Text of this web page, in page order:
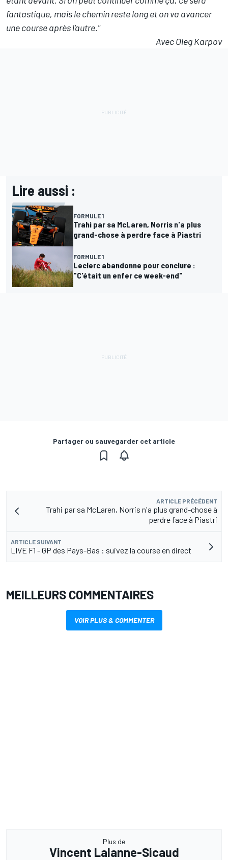
fantastique, mais le chemin reste long et on va avancer
une course après l'autre."
Avec Oleg Karpov
Lire aussi :
FORMULE 1
Trahi par sa McLaren, Norris n'a plus
grand-chose à perdre face à Piastri
FORMULE 1
Leclerc abandonne pour conclure :
"C'était un enfer ce week-end"
Partager ou sauvegarder cet article
ARTICLE PRÉCÉDENT
Trahi par sa McLaren, Norris n'a plus grand-chose à
perdre face à Piastri
ARTICLE SUIVANT
LIVE F1 - GP des Pays-Bas : suivez la course en direct
MEILLEURS COMMENTAIRES
VOIR PLUS & COMMENTER
Plus de
Vincent Lalanne-Sicaud